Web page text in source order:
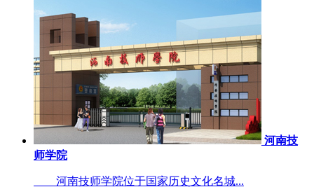
河南技
师学院
河南技师学院位于国家历史文化名城...